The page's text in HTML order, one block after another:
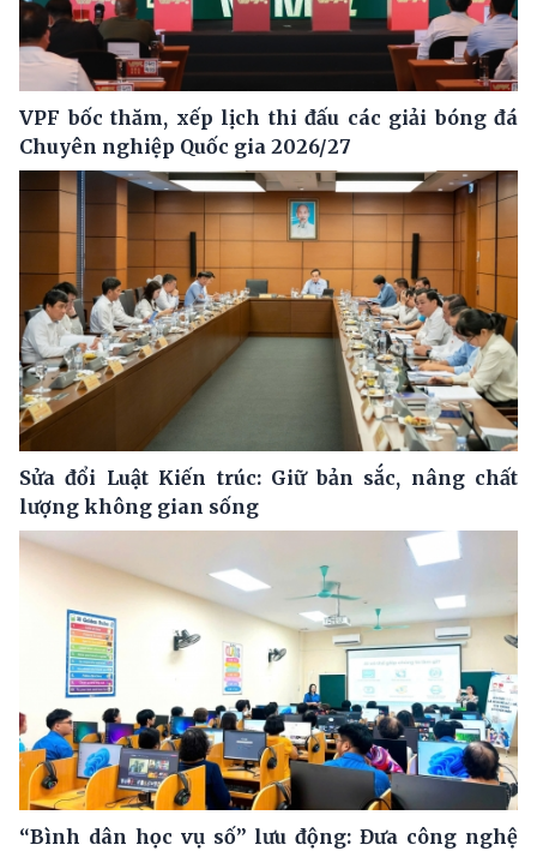
VPF bốc thăm, xếp lịch thi đấu các giải bóng đá
Chuyên nghiệp Quốc gia 2026/27
Sửa đổi Luật Kiến trúc: Giữ bản sắc, nâng chất
lượng không gian sống
“Bình dân học vụ số” lưu động: Đưa công nghệ